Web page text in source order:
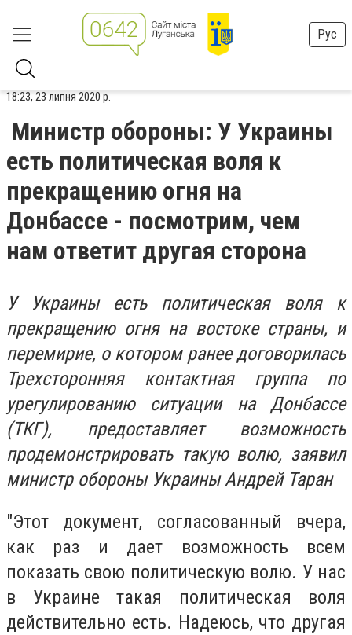
Рус
18:23, 23 липня 2020 р.
Министр обороны: У Украины
есть политическая воля к
прекращению огня на
Донбассе - посмотрим, чем
нам ответит другая сторона
У Украины есть политическая воля к
прекращению огня на востоке страны, и
перемирие, о котором ранее договорилась
Трехсторонняя контактная группа по
урегулированию ситуации на Донбассе
(ТКГ), предоставляет возможность
продемонстрировать такую волю, заявил
министр обороны Украины Андрей Таран
"Этот документ, согласованный вчера,
как раз и дает возможность всем
показать свою политическую волю. У нас
в Украине такая политическая воля
действительно есть. Надеюсь, что другая